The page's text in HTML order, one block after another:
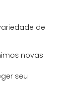
de
novas
seu